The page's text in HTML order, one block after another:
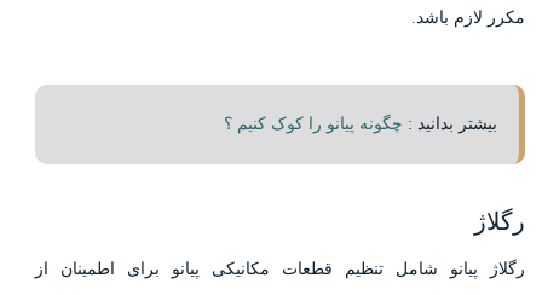
مکرر لازم باشد.
بیشتر بدانید : چگونه پیانو را کوک کنیم ؟
رگلاژ
رگلاژ پیانو شامل تنظیم قطعات مکانیکی پیانو برای اطمینان از